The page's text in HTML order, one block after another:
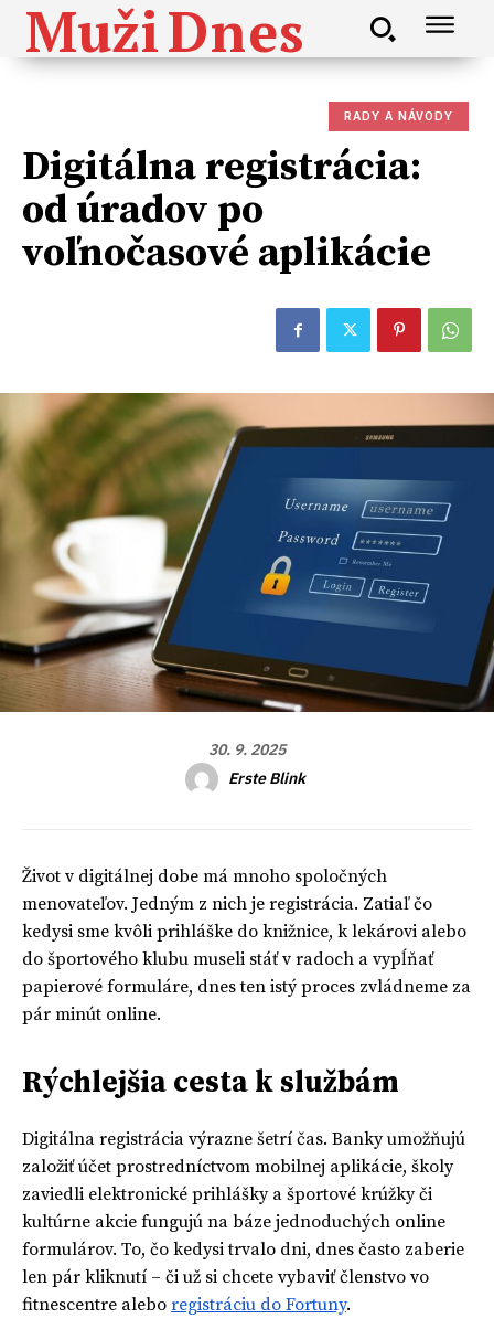
MužiDnes
RADY A NÁVODY
Digitálna registrácia:
od úradov po
voľnočasové aplikácie
30. 9. 2025
Erste Blink
Život v digitálnej dobe má mnoho spoločných
menovateľov. Jedným z nich je registrácia. Zatiaľ čo
kedysi sme kvôli prihláške do knižnice, k lekárovi alebo
do športového klubu museli stáť v radoch a vypĺňať
papierové formuláre, dnes ten istý proces zvládneme za
pár minút online.
Rýchlejšia cesta k službám
Digitálna registrácia výrazne šetrí čas. Banky umožňujú
založiť účet prostredníctvom mobilnej aplikácie, školy
zaviedli elektronické prihlášky a športové krúžky či
kultúrne akcie fungujú na báze jednoduchých online
formulárov. To, čo kedysi trvalo dni, dnes často zaberie
len pár kliknutí – či už si chcete vybaviť členstvo vo
fitnescentre alebo registráciu do Fortuny.